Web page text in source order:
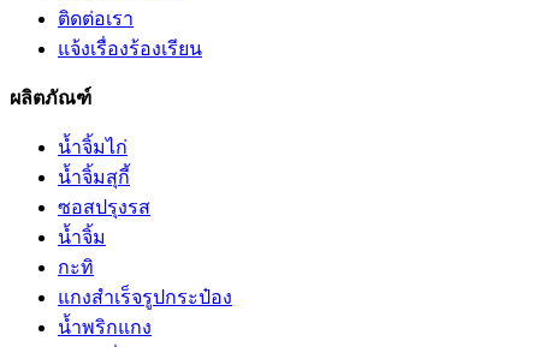
ติดต่อเรา
แจ้งเรื่องร้องเรียน
ผลิตภัณฑ์
น้ำจิ้มไก่
น้ำจิ้มสุกี้
ซอสปรุงรส
น้ำจิ้ม
กะทิ
แกงสำเร็จรูปกระป๋อง
น้ำพริกแกง